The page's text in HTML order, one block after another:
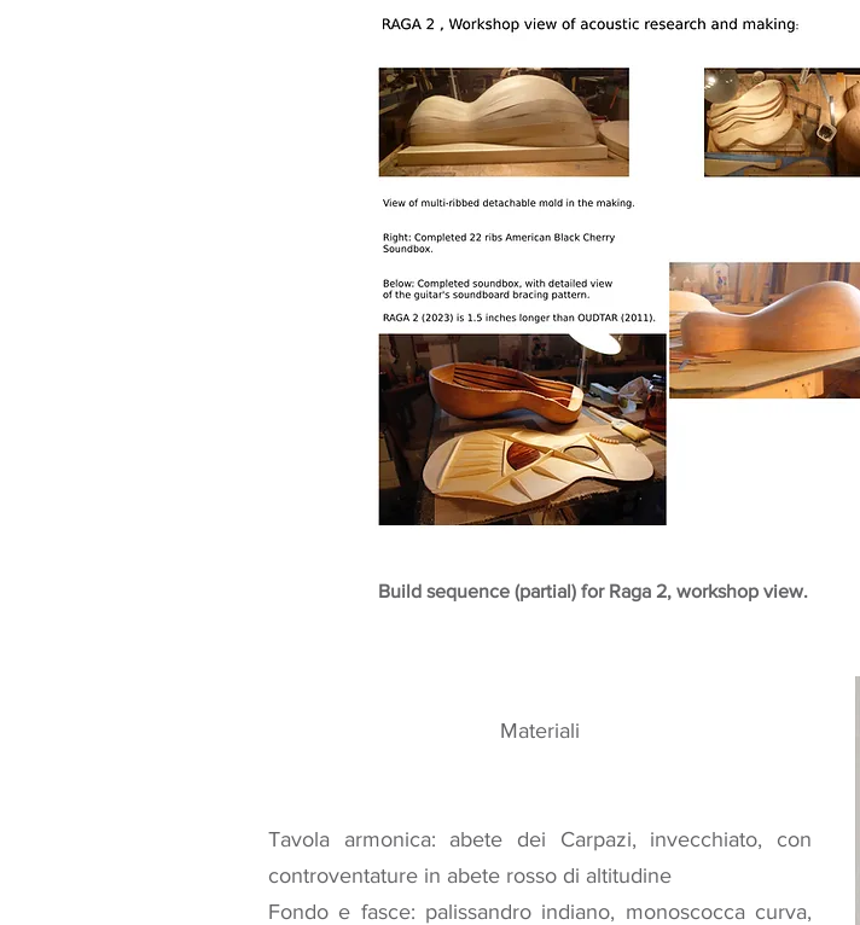
Build sequence (partial) for Raga 2, workshop view.
Materiali
Tavola armonica: abete dei Carpazi, invecchiato, con
controventature in abete rosso di altitudine
Fondo e fasce: palissandro indiano, monoscocca curva,